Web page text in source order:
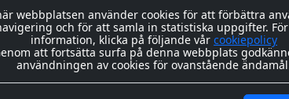
webbplatsen använder cookies för att förbättra
och för att samla in statistiska uppgifter.
information, klicka på följande vår cookiepolicy
att fortsätta surfa på denna webbplats
användningen av cookies för ovanstående